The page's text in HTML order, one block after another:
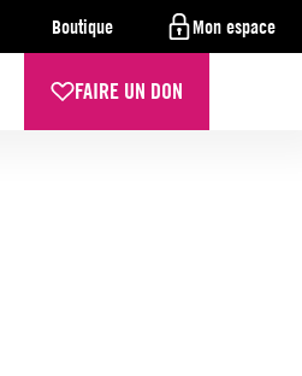
Boutique Mon espace
FAIRE UN DON